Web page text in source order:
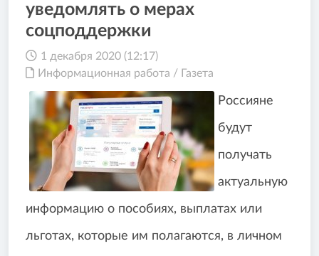
уведомлять о мерах
соцподдержки
1 декабря 2020 (12:17)
Информационная работа / Газета
Россияне
будут
получать
актуальную
информацию о пособиях, выплатах или
льготах, которые им полагаются, в личном